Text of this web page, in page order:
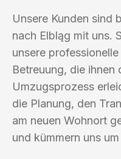
Unsere Kunden sind
nach Elbląg mit uns.
unsere
Betreuung, die ihnen
Umzugsprozess
die Planung, den
am neuen Wohnort
und kümmern uns